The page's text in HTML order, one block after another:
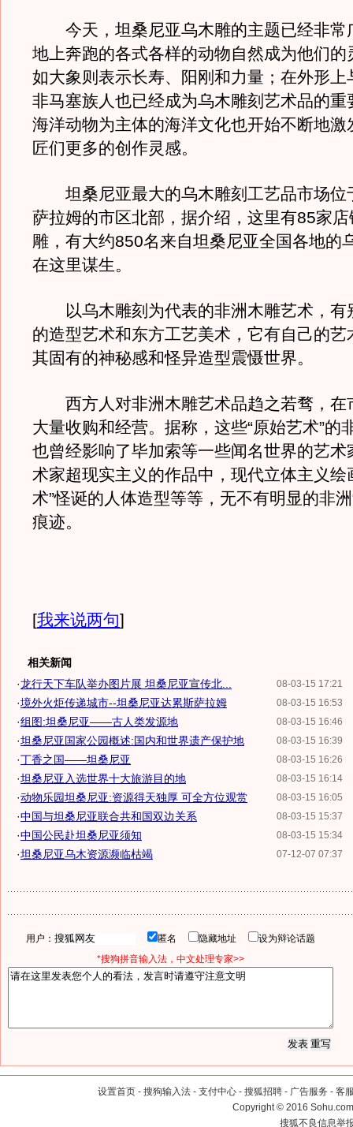
今天，坦桑尼亚乌木雕的主题已经非常
地上奔跑的各式各样的动物自然成为他们的
如大象则表示长寿、阳刚和力量；在外形上
非马塞族人也已经成为乌木雕刻艺术品的重
海洋动物为主体的海洋文化也开始不断地激
匠们更多的创作灵感。
坦桑尼亚最大的乌木雕刻工艺品市场位
萨拉姆的市区北部，据介绍，这里有85家
雕，有大约850名来自坦桑尼亚全国各地的
在这里谋生。
以乌木雕刻为代表的非洲木雕艺术，有
的造型艺术和东方工艺美术，它有自己的艺
其固有的神秘感和怪异造型震慑世界。
西方人对非洲木雕艺术品趋之若骛，在
大量收购和经营。据称，这些“原始艺术”的
也曾经影响了毕加索等一些闻名世界的艺术
术家超现实主义的作品中，现代立体主义绘
术”怪诞的人体造型等等，无不有明显的非洲
痕迹。
[我来说两句]
相关新闻
08-03-15 17:21
·龙行天下车队举办图片展 坦桑尼亚宣传北...
08-03-15 16:53
·境外火炬传递城市--坦桑尼亚达累斯萨拉姆
08-03-15 16:46
·组图:坦桑尼亚——古人类发源地
08-03-15 16:39
·坦桑尼亚国家公园概述:国内和世界遗产保护地
08-03-15 16:26
·丁香之国——坦桑尼亚
08-03-15 16:14
·坦桑尼亚入选世界十大旅游目的地
08-03-15 16:05
·动物乐园坦桑尼亚:资源得天独厚 可全方位观赏
08-03-15 15:37
·中国与坦桑尼亚联合共和国双边关系
08-03-15 15:34
·中国公民赴坦桑尼亚须知
07-12-07 07:37
·坦桑尼亚乌木资源濒临枯竭
用户： 匿名 隐藏地址
设为辩论话题
*搜狗拼音输入法，中文处理专家>>
设置首页 - 搜狗输入法 - 支付中心 - 搜狐招聘 - 广告服务 - 客
Copyright©2016
搜狐不良信息举